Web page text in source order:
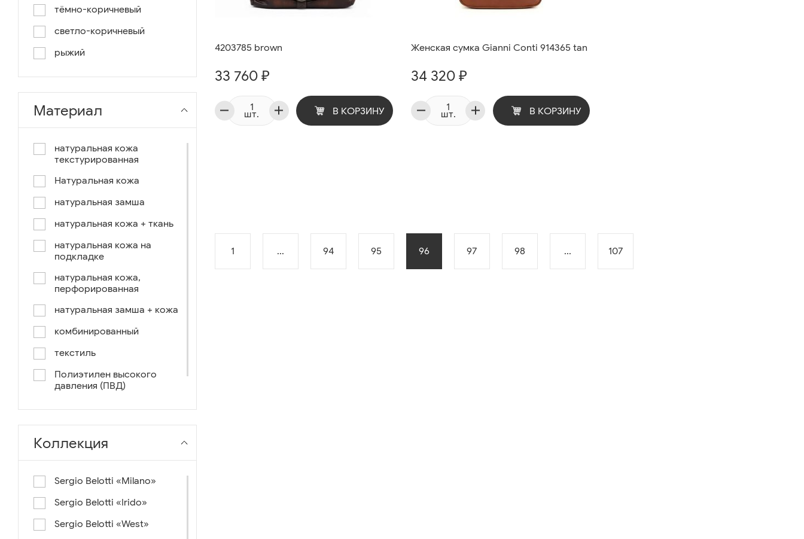
тёмно-коричневый
светло-коричневый
рыжий
серо-коричневый
светло-голубой
чёрный-коричневый
комбинированный
коричнево-зеленый
коричневый-синий
коричневый/светло-
коричневый /ручное окраш.-
синий/черный
коричневый /ручное окраш.-
Материал
натуральная кожа
текстурированная
Натуральная кожа
натуральная замша
натуральная кожа + ткань
натуральная кожа на
подкладке
натуральная кожа,
перфорированная
натуральная замша + кожа
комбинированный
текстиль
Полиэтилен высокого
давления (ПВД)
нейлон+ткань
Коллекция
Sergio Belotti «Milano»
Sergio Belotti «Irido»
Sergio Belotti «West»
4203785 brown
33 760 ₽
шт. В КОРЗИНУ
Женская сумка Gianni Conti 914365 tan
34 320 ₽
шт. В КОРЗИНУ
1 ... 94 95 96 97 98 ... 107